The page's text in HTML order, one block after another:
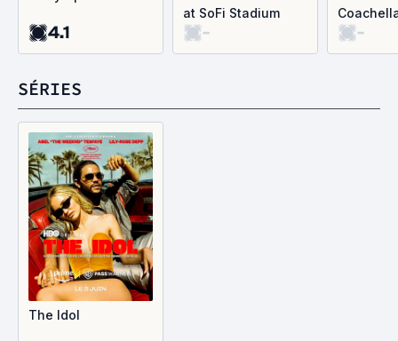
4.1
at SoFi Stadium
- -
SÉRIES
The Idol